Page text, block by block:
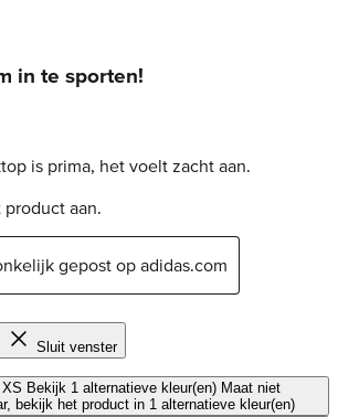
Sluit venster
Bekijk 1 alternatieve kleur(en) Maat niet
bekijk het product in 1 alternatieve kleur(en)